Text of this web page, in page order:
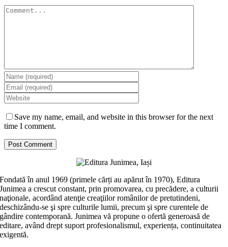
Comment
Save my name, email, and website in this browser for the next
time I comment.
Fondată în anul 1969 (primele cărți au apărut în 1970), Editura
Junimea a crescut constant, prin promovarea, cu precădere, a culturii
naţionale, acordând atenţie creaţiilor românilor de pretutindeni,
deschizându-se şi spre culturile lumii, precum şi spre curentele de
gândire contemporană. Junimea vă propune o ofertă generoasă de
editare, având drept suport profesionalismul, experiența, continuitatea
exigentă.